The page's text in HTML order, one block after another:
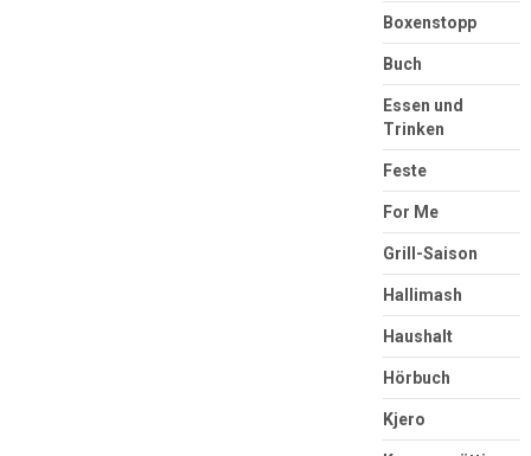
Boxenstopp
Buch
Essen und
Trinken
Feste
For Me
Grill-Saison
Hallimash
Haushalt
Hörbuch
Kjero